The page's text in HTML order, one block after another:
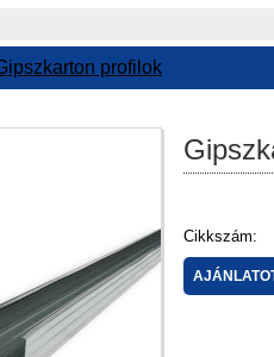
profilok
Cikkszám: